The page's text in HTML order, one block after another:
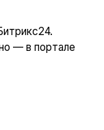
— в портале